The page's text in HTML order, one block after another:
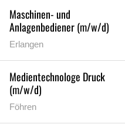
Maschinen- und
Anlagenbediener (m/w/d)
Erlangen
Medientechnologe Druck
(m/w/d)
Föhren